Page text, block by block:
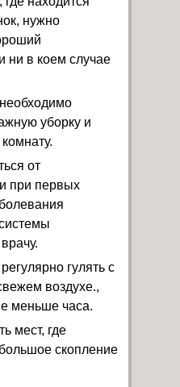
нужно
ни в коем случае
уборку и
от
при первых
гулять с
воздухе.,
меньше часа.
мест, где
скопление